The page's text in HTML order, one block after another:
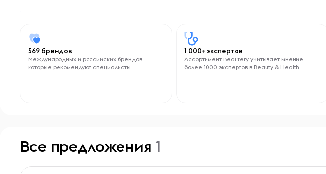
569 брендов
Международных и российских брендов,
которые рекомендуют специалисты
1 000+ экспертов
Ассортимент Beautery учитывает мнение
более 1000 экспертов в Beauty & Health
Все предложения 1